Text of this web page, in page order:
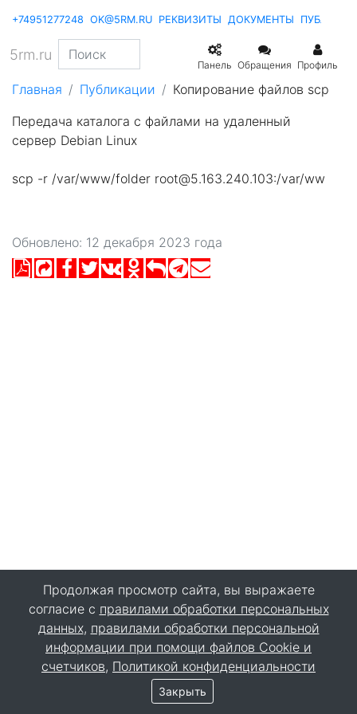
+74951277248 OK@5RM.RU РЕКВИЗИТЫ ДОКУМЕНТЫ
5rm.ru
Панель Обращения Профиль
Главная Публикации
Копирование файлов scp
Передача каталога с файлами на удаленный
сервер Debian Linux
scp -r /var/www/folder root@5.163.240.103:/var/ww
Обновлено: 12 декабря 2023 года
Продолжая просмотр сайта, вы выражаете
согласие с правилами обработки персональных
данных, правилами обработки персональной
информации при помощи файлов Cookie и
счетчиков, Политикой конфиденциальности
Закрыть